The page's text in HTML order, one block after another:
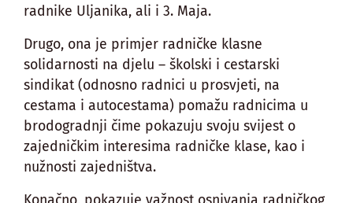
radnike Uljanika, ali i 3. Maja.
Drugo, ona je primjer radničke klasne
solidarnosti na djelu – školski i cestarski
sindikat (odnosno radnici u prosvjeti, na
cestama i autocestama) pomažu radnicima u
brodogradnji čime pokazuju svoju svijest o
zajedničkim interesima radničke klase, kao i
nužnosti zajedništva.